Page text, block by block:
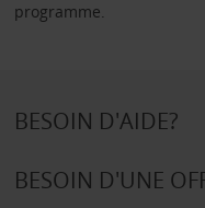
programme.
BESOIN D'AIDE?
BESOIN D'UNE